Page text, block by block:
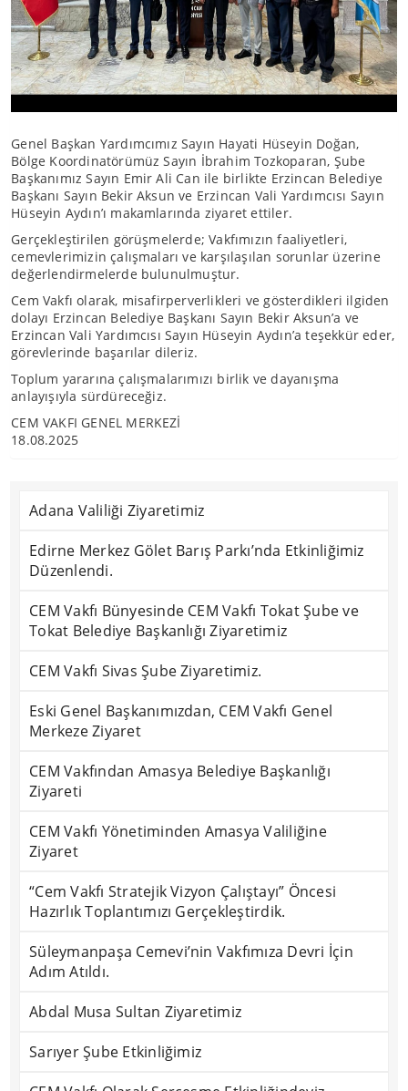
Genel Başkan Yardımcımız Sayın Hayati Hüseyin Doğan,
Bölge Koordinatörümüz Sayın İbrahim Tozkoparan, Şube
Başkanımız Sayın Emir Ali Can ile birlikte Erzincan Belediye
Başkanı Sayın Bekir Aksun ve Erzincan Vali Yardımcısı Sayın
Hüseyin Aydın’ı makamlarında ziyaret ettiler.
Gerçekleştirilen görüşmelerde; Vakfımızın faaliyetleri,
cemevlerimizin çalışmaları ve karşılaşılan sorunlar üzerine
değerlendirmelerde bulunulmuştur.
Cem Vakfı olarak, misafirperverlikleri ve gösterdikleri ilgiden
dolayı Erzincan Belediye Başkanı Sayın Bekir Aksun’a ve
Erzincan Vali Yardımcısı Sayın Hüseyin Aydın’a teşekkür eder,
görevlerinde başarılar dileriz.
Toplum yararına çalışmalarımızı birlik ve dayanışma
anlayışıyla sürdüreceğiz.
CEM VAKFI GENEL MERKEZİ
18.08.2025
Adana Valiliği Ziyaretimiz
Edirne Merkez Gölet Barış Parkı’nda Etkinliğimiz
Düzenlendi.
CEM Vakfı Bünyesinde CEM Vakfı Tokat Şube ve
Tokat Belediye Başkanlığı Ziyaretimiz
CEM Vakfı Sivas Şube Ziyaretimiz.
Eski Genel Başkanımızdan, CEM Vakfı Genel
Merkeze Ziyaret
CEM Vakfından Amasya Belediye Başkanlığı
Ziyareti
CEM Vakfı Yönetiminden Amasya Valiliğine
Ziyaret
“Cem Vakfı Stratejik Vizyon Çalıştayı” Öncesi
Hazırlık Toplantımızı Gerçekleştirdik.
Süleymanpaşa Cemevi’nin Vakfımıza Devri İçin
Adım Atıldı.
Abdal Musa Sultan Ziyaretimiz
Sarıyer Şube Etkinliğimiz